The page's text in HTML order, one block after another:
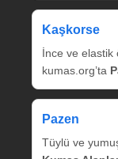
Kaşkorse
İnce ve elastik
kumas.org’ta
Pazen
Tüylü ve